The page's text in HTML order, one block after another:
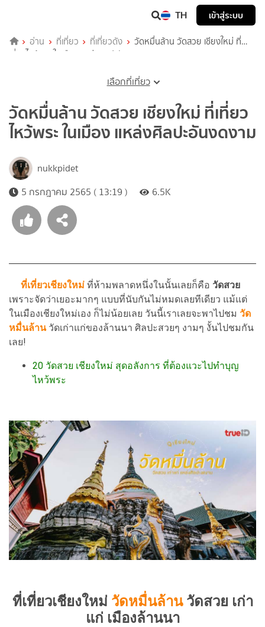
TH เข้าสู่ระบบ
อ่าน ที่เที่ยว ที่เที่ยวดัง
วัดหมื่นล้าน วัดสวย เชียงใหม่ ที่
เที่ยวไหว้พระ ในเมือง แหล่งศิลปะอันงดงาม
เลือกที่เที่ยว
วัดหมื่นล้าน วัดสวย เชียงใหม่ ที่เที่ยว
ไหว้พระ ในเมือง แหล่งศิลปะอันงดงาม
nukkpidet
5 กรกฎาคม 2565 ( 13:19 )
6.5K
ที่เที่ยวเชียงใหม่ ที่ห้ามพลาดหนึ่งในนั้นเลยก็คือ วัดสวย
เพราะจัดว่าเยอะมากๆ แบบที่นับกันไม่หมดเลยทีเดียว แม้แต่
ในเมืองเชียงใหม่เอง ก็ไม่น้อยเลย วันนี้เราเลยจะพาไปชม วัด
หมื่นล้าน วัดเก่าแก่ของล้านนา ศิลปะสวยๆ งามๆ งั้นไปชมกัน
เลย!
20 วัดสวย เชียงใหม่ สุดอลังการ ที่ต้องแวะไปทำบุญ
ไหว้พระ
ที่เที่ยวเชียงใหม่ วัดหมื่นล้านวัดสวย เก่า
แก่ เมืองล้านนา